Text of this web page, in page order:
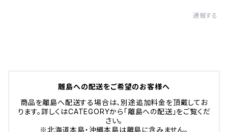
通報する
離島への配送をご希望のお客様へ
商品を離島へ配送する場合は、別途追加料金を頂戴してお
ります。詳しくはCATEGORYから「離島への配送」をご覧くだ
さい。
※北海道本島・沖縄本島は離島に含みません。